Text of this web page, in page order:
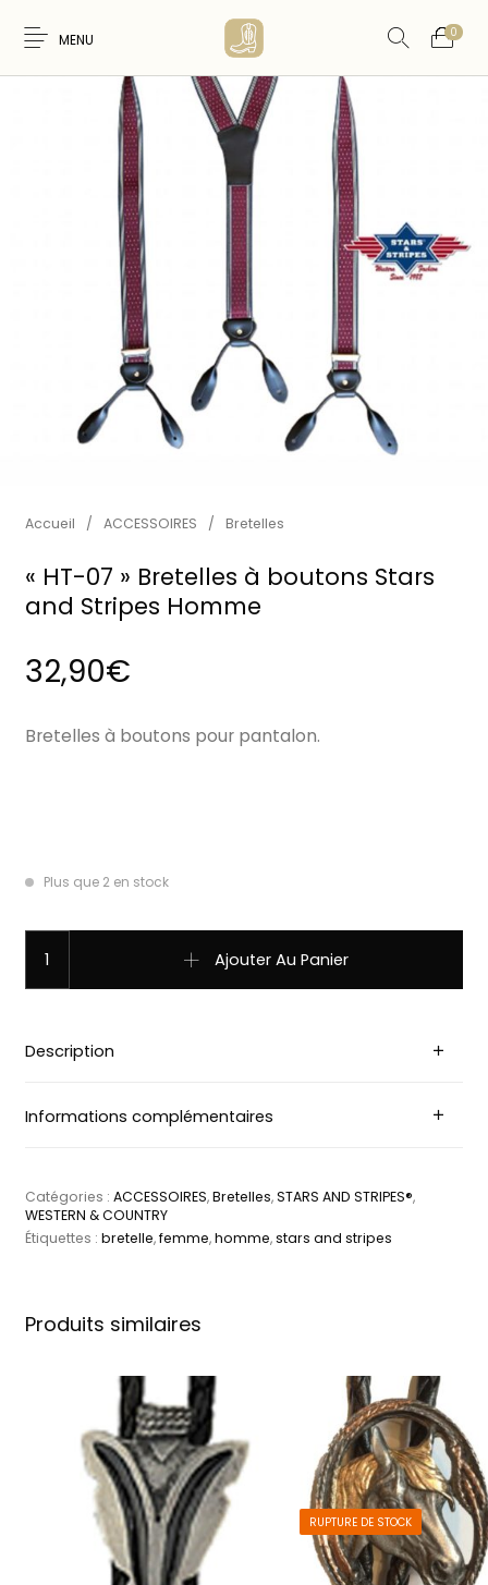
MENU 0
WESTERN &
COUNTRY
ACCESSOIRES CEINTURES CARTES CADEAUX
Accueil / ACCESSOIRES / Bretelles
« HT-07 » Bretelles à boutons Stars
and Stripes Homme
32,90€
Bretelles à boutons pour pantalon.
Plus que 2 en stock
Ajouter Au Panier
Description
Informations complémentaires
Catégories : ACCESSOIRES,Bretelles,STARS AND STRIPES®,
WESTERN & COUNTRY
Étiquettes : bretelle,femme,homme,stars and stripes
Produits similaires
RUPTURE DE STOCK